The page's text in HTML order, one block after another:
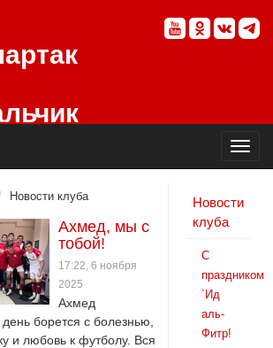
Новости клуба
Ахмед, мы с
тобой!
17:22, 6 ноября
2025
Ахмед
борется с болезнью,
и любовь к футболу. Вся
Новости
клуба
С
праздником
`Ид
аль-
Фитр!